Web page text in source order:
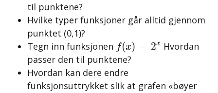
til punktene?
Hvilke typer funksjoner går alltid gjennom
punktet (0,1)?
Tegn inn funksjonen f(x) = 2x
f(x )=
Hvordan
passer den til punktene?
Hvordan kan dere endre
funksjonsuttrykket slik at grafen «bøyer